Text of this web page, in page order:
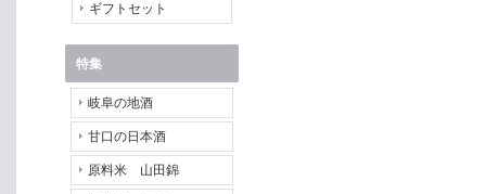
ギフトセット
特集
岐阜の地酒
甘口の日本酒
原料米 山田錦